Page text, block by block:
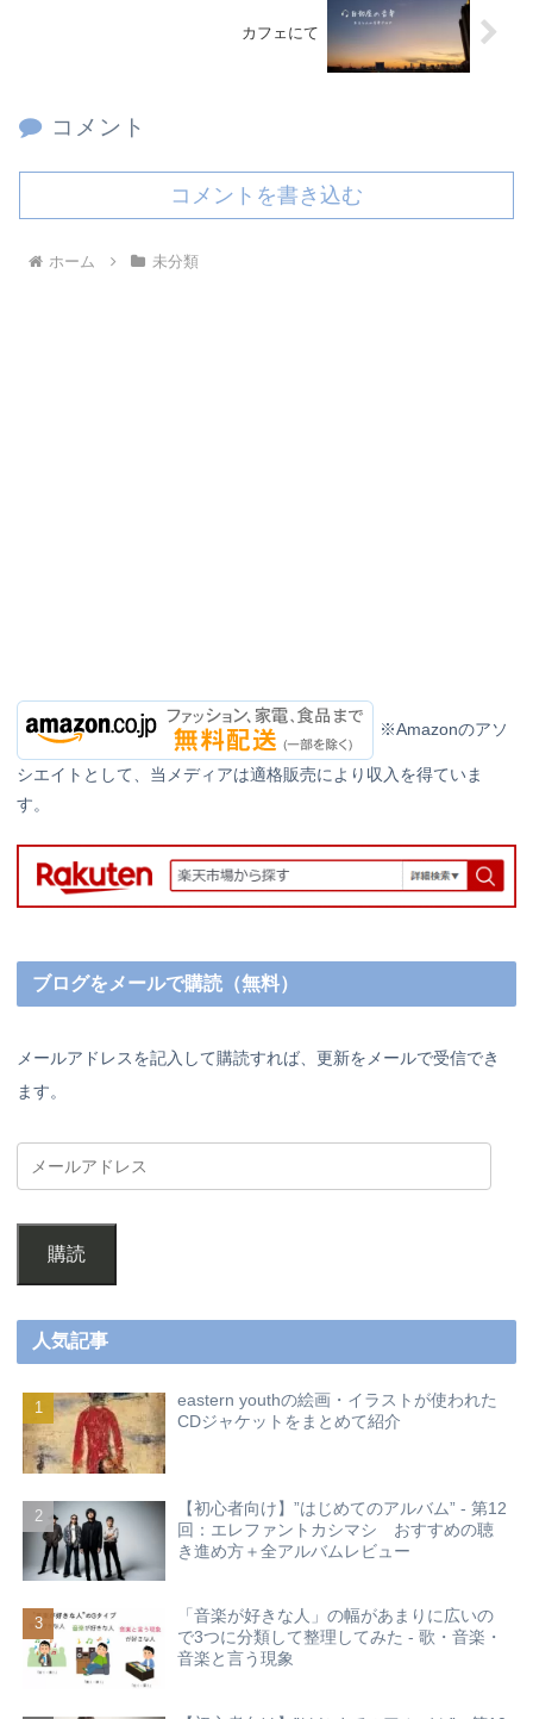
カフェにて
コメント
コメントを書き込む
ホーム 未分類
※Amazonのアソ
シエイトとして、当メディアは適格販売により収入を得ていま
す。
ブログをメールで購読（無料）
メールアドレスを記入して購読すれば、更新をメールで受信でき
ます。
購読
人気記事
eastern youthの絵画・イラストが使われた
CDジャケットをまとめて紹介
【初心者向け】”はじめてのアルバム” - 第12
回：エレファントカシマシ おすすめの聴
き進め方＋全アルバムレビュー
「音楽が好きな人」の幅があまりに広いの
で3つに分類して整理してみた - 歌・音楽・
音楽と言う現象